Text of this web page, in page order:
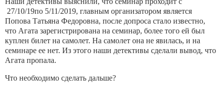
27/10/19по 5/11/2019, главным организатором является
Попова Татьяна Федоровна, после допроса стало известно,
что Агата зарегистрирована на семинар, более того ей был
куплен билет на самолет. На самолет она не явилась, и на
семинаре ее нет. Из этого наши детективы сделали вывод, что
Агата пропала.
Что необходимо сделать дальше?